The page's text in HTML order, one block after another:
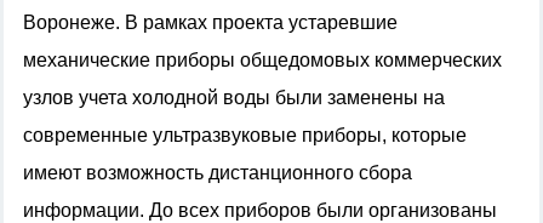
Воронеже. В рамках проекта устаревшие
механические приборы общедомовых коммерческих
узлов учета холодной воды были заменены на
современные ультразвуковые приборы, которые
имеют возможность дистанционного сбора
информации. До всех приборов были организованы